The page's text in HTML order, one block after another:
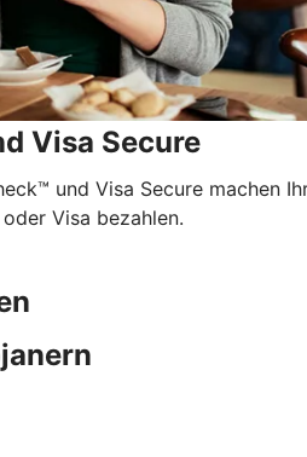
Visa Secure
und Visa Secure machen
Visa bezahlen.